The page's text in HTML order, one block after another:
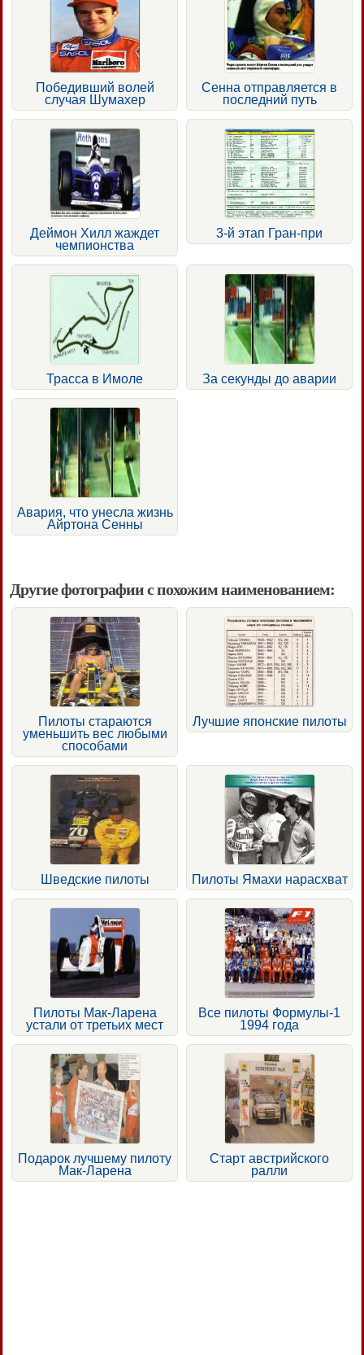
Победивший волей
случая Шумахер
Сенна отправляется в
последний путь
Деймон Хилл жаждет
чемпионства
3-й этап Гран-при
Трасса в Имоле За секунды до аварии
Авария, что унесла жизнь
Айртона Сенны
Другие фотографии с похожим наименованием:
Пилоты стараются
уменьшить вес любыми
способами
Лучшие японские пилоты
Шведские пилоты Пилоты Ямахи нарасхват
Пилоты Мак-Ларена
устали от третьих мест
Все пилоты Формулы-1
1994 года
Подарок лучшему пилоту
Мак-Ларена
Старт австрийского
ралли